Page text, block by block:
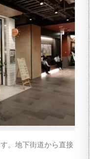
。地下街道から直接